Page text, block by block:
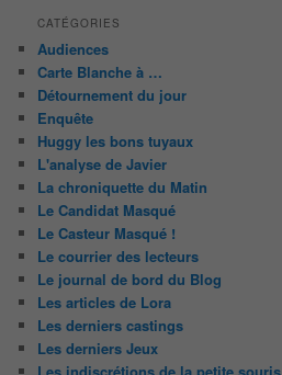
CATÉGORIES
Audiences
Carte Blanche à …
Détournement du jour
Enquête
Huggy les bons tuyaux
L'analyse de Javier
La chroniquette du Matin
Le Candidat Masqué
Le Casteur Masqué !
Le courrier des lecteurs
Le journal de bord du Blog
Les articles de Lora
Les derniers castings
Les derniers Jeux
Les indiscrétions de la petite souris